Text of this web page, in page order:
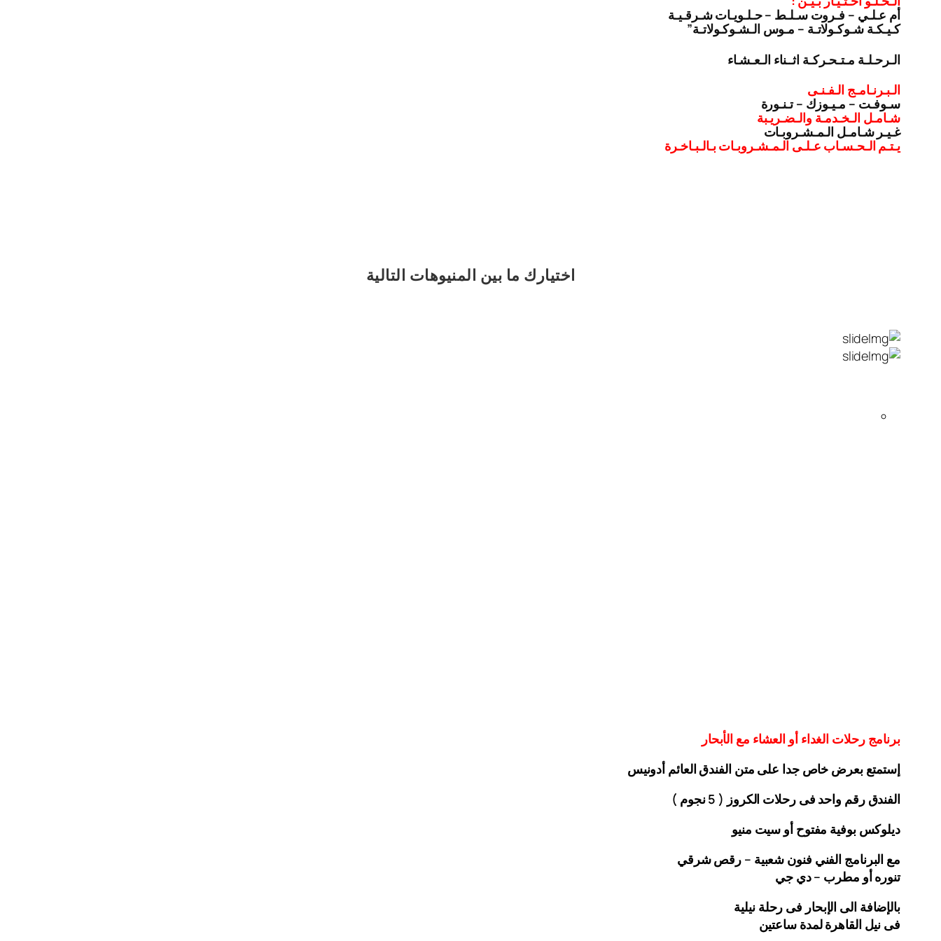
أم عـلـي – فـروت سـلـط – حـلـويـات شـرقـيـة
كـيـكـة شـوكـولاتـة – مـوس الـشـوكـولاتـة”
الـرحـلـة مـتـحـركـة اثــناء الـعـشـاء
الـبـرنـامـج الـفـنـى
سـوفـت – مـيـوزك – تـنـورة
شـامـل الـخـدمـة والـضـريـبة
غـيـر شـامـل الـمـشـروبـات
يـتـم الـحـسـاب عـلـى الـمـشـروبـات بـالـبـاخـرة
اختيارك ما بين المنيوهات التالية
برنامج رحلات الغداء أو العشاء مع الأبحار
إستمتع بعرض خاص جدا على متن الفندق العائم أدونيس
الفندق رقم واحد فى رحلات الكروز ( 5 نجوم )
ديلوكس بوفية مفتوح أو سيت منيو
مع البرنامج الفني فنون شعبية – رقص شرقي
تنوره أو مطرب – دي جي
بالإضافة الى الإبحار فى رحلة نيلية
فى نيل القاهرة لمدة ساعتين